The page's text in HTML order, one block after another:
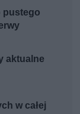
pustego
aktualne
w całej